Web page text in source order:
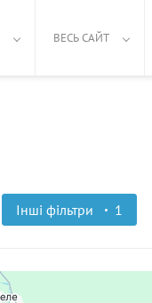
ВЕСЬ САЙТ
Інші фільтри 1